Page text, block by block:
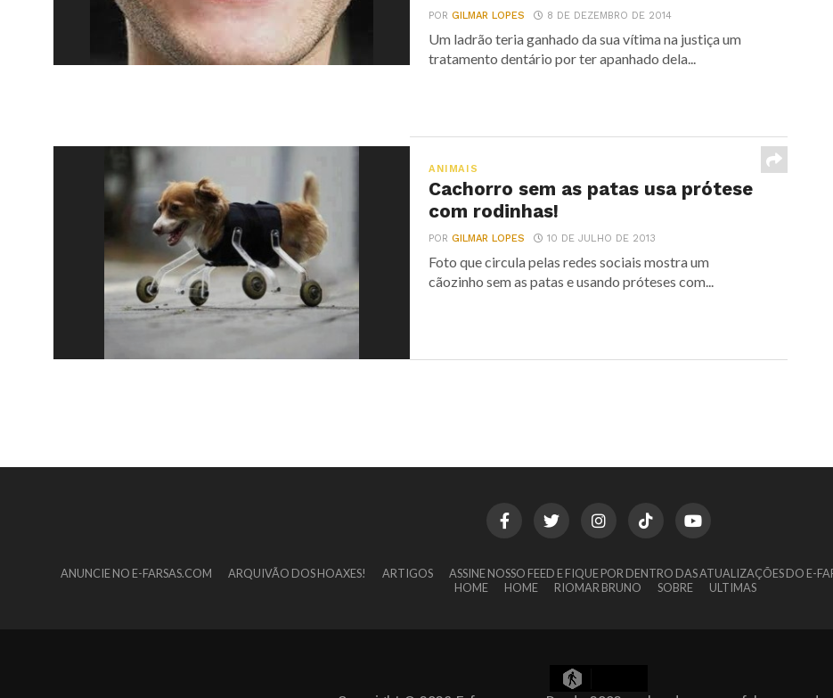
PORGILMAR LOPES 8 DE DEZEMBRO DE 2014
Um ladrão teria ganhado da sua vítima na justiça um
tratamento dentário por ter apanhado dela...
ANIMAIS
Cachorro sem as patas usa prótese
com rodinhas!
PORGILMAR LOPES 10 DE JULHO DE 2013
Foto que circula pelas redes sociais mostra um
cãozinho sem as patas e usando próteses com...
ANUNCIE NO E-FARSAS.COM ARQUIVÃO DOS HOAXES! ARTIGOS ASSINE NOSSO FEED E FIQUE POR DENTRO DAS ATUALIZAÇÕES DO E-
HOME
HOME RIOMAR BRUNO SOBRE ULTIMAS